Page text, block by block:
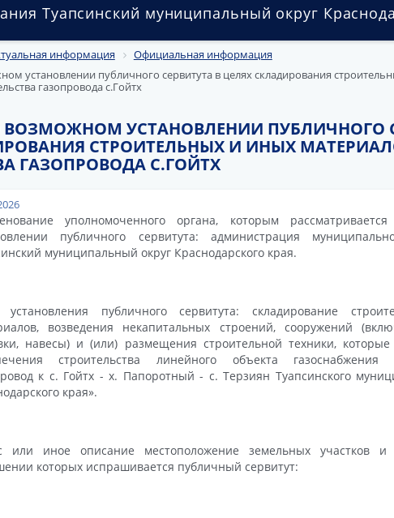
Туапсинский муниципальный округ
информация
Официальная информация
установлении публичного сервитута в целях складирования
газопровода с.Гойтх
УСТАНОВЛЕНИИ ПУБЛИЧНОГО
СТРОИТЕЛЬНЫХ И ИНЫХ
ГАЗОПРОВОДА С.ГОЙТХ
уполномоченного органа, которым
публичного сервитута: администрация
муниципальный округ Краснодарского края.
установления публичного сервитута: складирование
возведения некапитальных строений, сооружений
навесы) и (или) размещения строительной техники,
строительства линейного объекта газоснабжения
к с. Гойтх - х. Папоротный - с. Терзиян Туапсинского
края».
или иное описание местоположение земельных участков
которых испрашивается публичный сервитут: